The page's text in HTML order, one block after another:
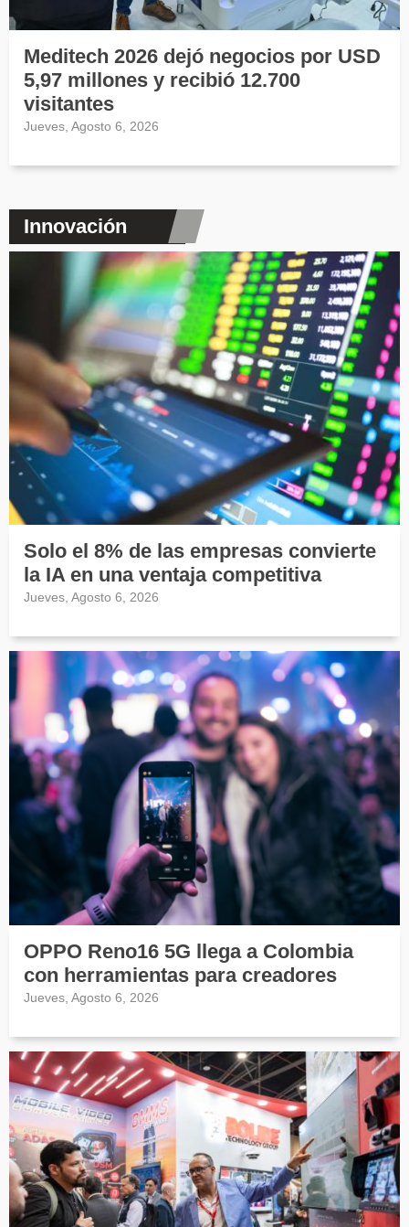
Meditech 2026 dejó negocios por USD
5,97 millones y recibió 12.700
visitantes
Jueves, Agosto 6, 2026
Innovación
Solo el 8% de las empresas convierte
la IA en una ventaja competitiva
Jueves, Agosto 6, 2026
OPPO Reno16 5G llega a Colombia
con herramientas para creadores
Jueves, Agosto 6, 2026